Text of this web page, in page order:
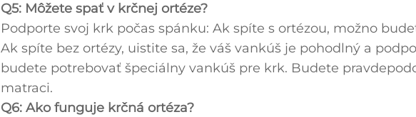
Q5: Môžete spať v krčnej ortéze?
Podporte svoj krk počas spánku: Ak spíte s ortézou, možno
Ak spíte bez ortézy, uistite sa, že váš vankúš je pohodlný a
budete potrebovať špeciálny vankúš pre krk. Budete
matraci.
Q6: Ako funguje krčná ortéza?